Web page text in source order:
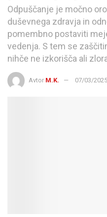
Odpuščanje je močno
duševnega zdravja in
pomembno postaviti
vedenja. S tem se
nihče ne izkorišča ali
Avtor M.K. 07/03/2025